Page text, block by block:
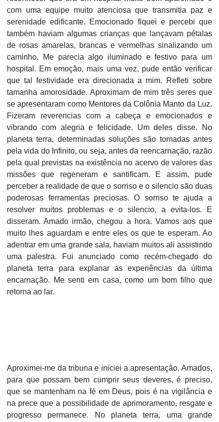
com uma equipe muito atenciosa que transmitia paz e
serenidade edificante. Emocionado fiquei e percebi que
também haviam algumas crianças que lançavam pétalas
de rosas amarelas, brancas e vermelhas sinalizando um
caminho. Me parecia algo iluminado e festivo para um
hospital. Em emoção, mais uma vez, pude então verificar
que tal festividade era direcionada a mim. Refleti sobre
tamanha amorosidade. Aproximam de mim três seres que
se apresentaram como Mentores da Colônia Manto da Luz.
Fizeram reverencias com a cabeça e emocionados e
vibrando com alegria e felicidade. Um deles disse. No
planeta terra, determinadas soluções são tomadas antes
pela vida do Infinito, ou seja, antes da reencarnação, razão
pela qual previstas na existência no acervo de valores das
missões que regeneram e santificam. E assim, pude
perceber a realidade de que o sorriso e o silencio são duas
poderosas ferramentas preciosas. O sorriso te ajuda a
resolver muitos problemas e o silencio, a evita-los. E
disseram. Amado irmão, chegou a hora. Vamos aos que
muito lhes aguardam e entre eles os que te esperam. Ao
adentrar em uma grande sala, haviam muitos ali assistindo
uma palestra. Fui anunciado como recém-chegado do
planeta terra para explanar as experiências da última
encarnação. Me senti em casa, como um bom filho que
retorna ao lar.
Aproximei-me da tribuna e iniciei a apresentação. Amados,
para que possam bem cumprir seus deveres, é preciso,
que se mantenham na fé em Deus, pois é na vigilância e
na prece que a possibilidade de aprimoramento, resgate e
progresso permanece. No planeta terra, uma grande